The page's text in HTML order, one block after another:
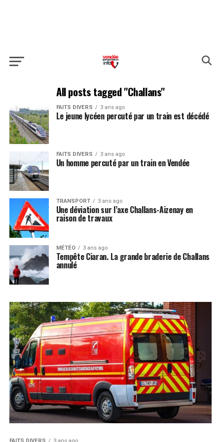
All posts tagged "Challans"
FAITS DIVERS 3 ans ago
Le jeune lycéen percuté par un train est décédé
FAITS DIVERS 3 ans ago
Un homme percuté par un train en Vendée
TRANSPORT 3 ans ago
Une déviation sur l’axe Challans-Aizenay en
raison de travaux
MÉTÉO 3 ans ago
Tempête Ciaran. La grande braderie de Challans
annulé